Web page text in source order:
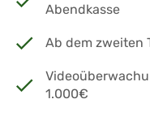
Abendkasse
Ab dem zweiten
1.000€